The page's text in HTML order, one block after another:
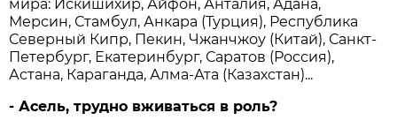
мира: Искишихир, Айфон, Анталия, Адана,
Мерсин, Стамбул, Анкара (Турция), Республика
Северный Кипр, Пекин, Чжанчжоу (Китай), Санкт-
Петербург, Екатеринбург, Саратов (Россия),
Астана, Караганда, Алма-Ата (Казахстан)...
- Асель, трудно вживаться в роль?